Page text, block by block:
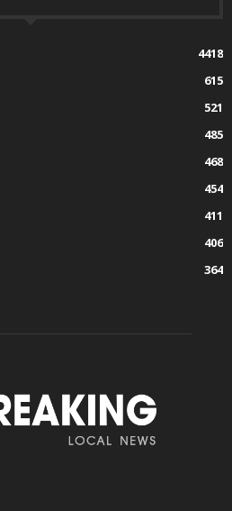
4418
615
521
485
468
454
411
406
364